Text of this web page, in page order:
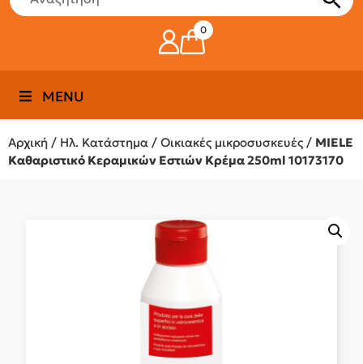
0
MENU
Αρχική / Ηλ. Κατάστημα / Οικιακές μικροσυσκευές / MIELE
Καθαριστικό Κεραμικών Εστιών Κρέμα 250ml 10173170